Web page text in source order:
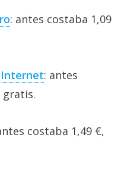
: antes costaba 1,09
: antes
gratis.
costaba 1,49 €,